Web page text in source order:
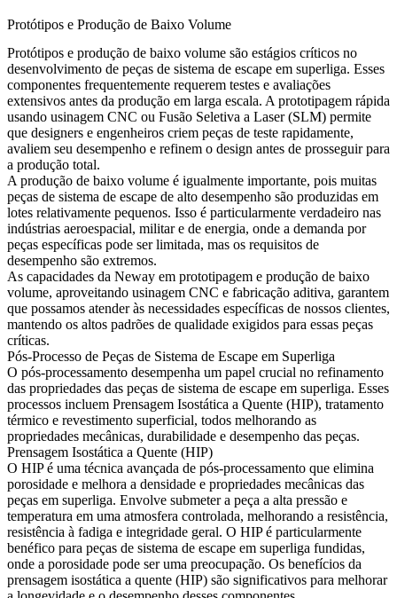
Protótipos e Produção de Baixo Volume
Protótipos e produção de baixo volume são estágios críticos no
desenvolvimento de peças de sistema de escape em superliga. Esses
componentes frequentemente requerem testes e avaliações
extensivos antes da produção em larga escala. A prototipagem rápida
usando usinagem CNC ou Fusão Seletiva a Laser (SLM) permite
que designers e engenheiros criem peças de teste rapidamente,
avaliem seu desempenho e refinem o design antes de prosseguir para
a produção total.
A produção de baixo volume é igualmente importante, pois muitas
peças de sistema de escape de alto desempenho são produzidas em
lotes relativamente pequenos. Isso é particularmente verdadeiro nas
indústrias aeroespacial, militar e de energia, onde a demanda por
peças específicas pode ser limitada, mas os requisitos de
desempenho são extremos.
As capacidades da Neway em prototipagem e produção de baixo
volume, aproveitando usinagem CNC e fabricação aditiva, garantem
que possamos atender às necessidades específicas de nossos clientes,
mantendo os altos padrões de qualidade exigidos para essas peças
críticas.
Pós-Processo de Peças de Sistema de Escape em Superliga
O pós-processamento desempenha um papel crucial no refinamento
das propriedades das peças de sistema de escape em superliga. Esses
processos incluem Prensagem Isostática a Quente (HIP), tratamento
térmico e revestimento superficial, todos melhorando as
propriedades mecânicas, durabilidade e desempenho das peças.
Prensagem Isostática a Quente (HIP)
O HIP é uma técnica avançada de pós-processamento que elimina
porosidade e melhora a densidade e propriedades mecânicas das
peças em superliga. Envolve submeter a peça a alta pressão e
temperatura em uma atmosfera controlada, melhorando a resistência,
resistência à fadiga e integridade geral. O HIP é particularmente
benéfico para peças de sistema de escape em superliga fundidas,
onde a porosidade pode ser uma preocupação. Os benefícios da
prensagem isostática a quente (HIP) são significativos para melhorar